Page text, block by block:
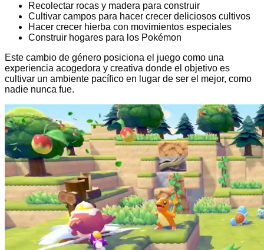
Recolectar rocas y madera para construir
Cultivar campos para hacer crecer deliciosos cultivos
Hacer crecer hierba con movimientos especiales
Construir hogares para los Pokémon
Este cambio de género posiciona el juego como una
experiencia acogedora y creativa donde el objetivo es
cultivar un ambiente pacífico en lugar de ser el mejor, como
nadie nunca fue.